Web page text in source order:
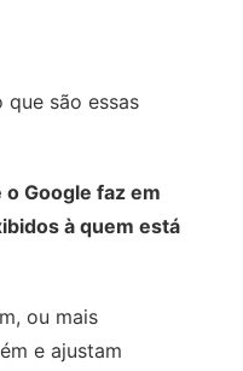
são essas
Google faz em
à quem está
ou mais
e ajustam